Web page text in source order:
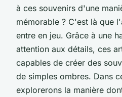
à ces souvenirs d'une
mémorable ? C'est là que
entre en jeu. Grâce à une
attention aux détails, ces
capables de créer des
de simples ombres. Dans
explorerons la manière